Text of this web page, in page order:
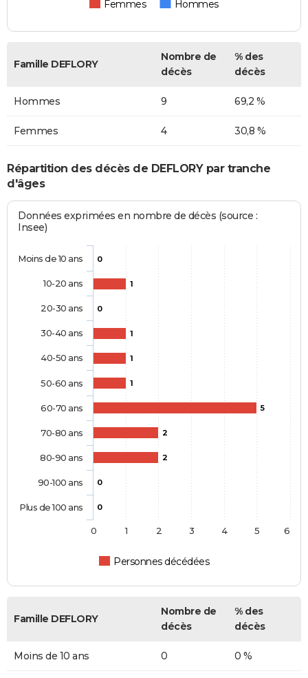
Femmes Hommes
Famille DEFLORY
Nombre de
décès
% des
décès
Hommes 9 69,2 %
Femmes 4 30,8 %
Répartition des décès de DEFLORY par tranche
d'âges
Données exprimées en nombre de décès (source :
Insee)
0
1
0
1
1
1
5
2
2
0
0
Personnes décédées
Moins de 10 ans
10-20 ans
20-30 ans
30-40 ans
40-50 ans
50-60 ans
60-70 ans
70-80 ans
80-90 ans
90-100 ans
Plus de 100 ans
0 1 2 3 4 5 6
Famille DEFLORY
Nombre de
décès
% des
décès
Moins de 10 ans 0 0 %